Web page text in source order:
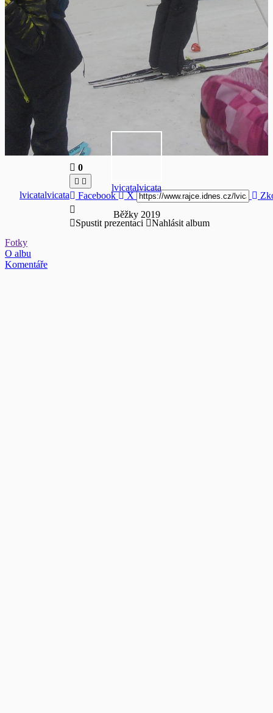
lvicatalvicata
Běžky 2019
lvicatalvicata
0
Facebook X
Spustit prezentaci
Nahlásit album
Fotky
O albu
Komentáře